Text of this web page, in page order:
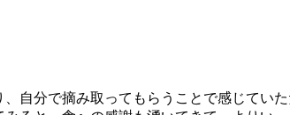
自分で摘み取ってもらうことで感じてい